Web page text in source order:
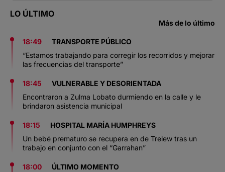
LO ÚLTIMO
Más de lo último
18:49
TRANSPORTE PÚBLICO
“Estamos trabajando para corregir los recorridos y mejorar
las frecuencias del transporte”
18:45
VULNERABLE Y DESORIENTADA
Encontraron a Zulma Lobato durmiendo en la calle y le
brindaron asistencia municipal
18:15
HOSPITAL MARÍA HUMPHREYS
Un bebé prematuro se recupera en de Trelew tras un
trabajo en conjunto con el “Garrahan”
18:00
ÚLTIMO MOMENTO